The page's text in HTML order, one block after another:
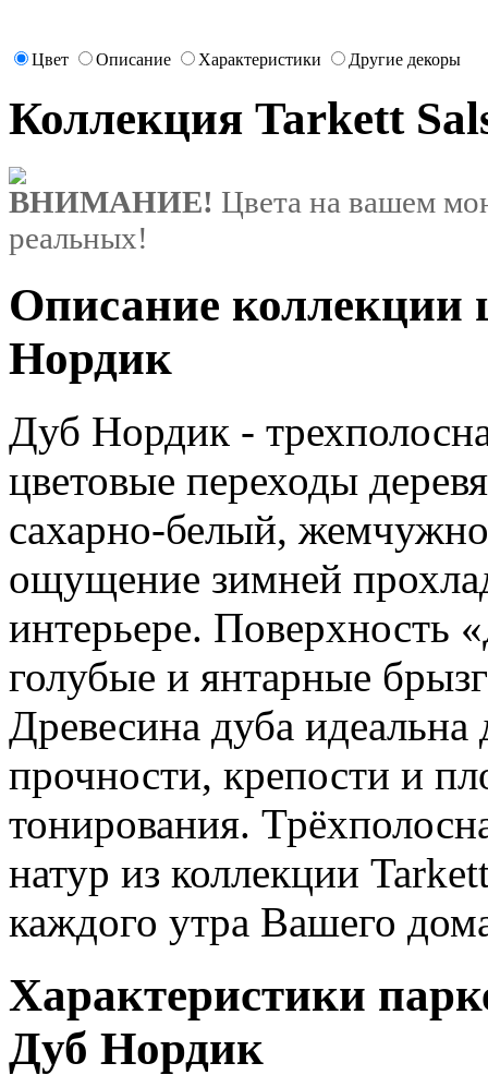
Цвет Описание Характеристики Другие декоры
Коллекция Tarkett
ВНИМАНИЕ! Цвета на вашем
реальных!
Описание коллекции
Нордик
Дуб Нордик -
цветовые переходы
сахарно-белый,
ощущение зимней
интерьере. Поверхность
голубые и янтарные
Древесина дуба идеальна
прочности, крепости и
тонирования.
натур из коллекции
каждого утра Вашего
Характеристики
Дуб Нордик